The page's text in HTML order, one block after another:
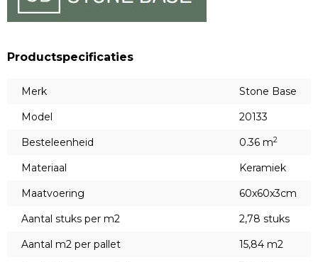
Productspecificaties
Merk
Stone Base
Model
20133
Besteleenheid
0.36 m2
Materiaal
Keramiek
Maatvoering
60x60x3cm
Aantal stuks per m2
2,78 stuks
Aantal m2 per pallet
15,84 m2